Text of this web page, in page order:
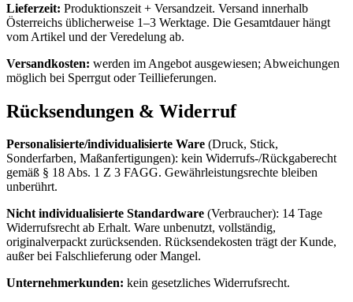
Lieferzeit: Produktionszeit + Versandzeit. Versand innerhalb
Österreichs üblicherweise 1–3 Werktage. Die Gesamtdauer hängt
vom Artikel und der Veredelung ab.
Versandkosten: werden im Angebot ausgewiesen; Abweichungen
möglich bei Sperrgut oder Teillieferungen.
Rücksendungen & Widerruf
Personalisierte/individualisierte Ware (Druck, Stick,
Sonderfarben, Maßanfertigungen): kein Widerrufs-/Rückgaberecht
gemäß § 18 Abs. 1 Z 3 FAGG. Gewährleistungsrechte bleiben
unberührt.
Nicht individualisierte Standardware (Verbraucher): 14 Tage
Widerrufsrecht ab Erhalt. Ware unbenutzt, vollständig,
originalverpackt zurücksenden. Rücksendekosten trägt der Kunde,
außer bei Falschlieferung oder Mangel.
Unternehmerkunden: kein gesetzliches Widerrufsrecht.